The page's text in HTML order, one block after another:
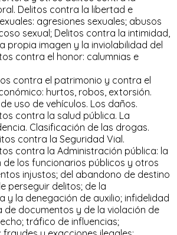
Delitos contra la libertad e
agresiones sexuales; abusos
sexual; Delitos contra la intimidad,
propia imagen y la inviolabilidad del
contra el honor: calumnias e
contra el patrimonio y contra el
hurtos, robos, extorsión.
uso de vehículos. Los daños.
contra la salud pública. La
Clasificación de las drogas.
contra la Seguridad Vial.
contra la Administración pública: la
de los funcionarios públicos y otros
injustos; del abandono de destino
perseguir delitos; de la
y la denegación de auxilio; infidelidad
de documentos y de la violación de
tráfico de influencias;